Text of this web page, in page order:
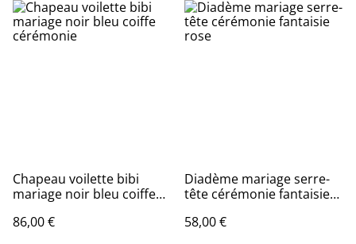
Chapeau voilette bibi
mariage noir bleu coiffe
86,00 €
Diadème mariage serre-
tête cérémonie fantaisie
58,00 €